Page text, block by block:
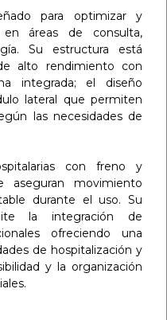
para optimizar y
áreas de consulta,
Su estructura está
alto rendimiento con
integrada; el diseño
lateral que permiten
las necesidades de
con freno y
aseguran movimiento
durante el uso. Su
la integración de
ofreciendo una
de hospitalización y
y la organización